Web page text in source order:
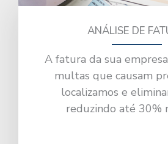
ANÁLISE DE
A fatura da sua
multas que causam
localizamos e
reduzindo até 30%